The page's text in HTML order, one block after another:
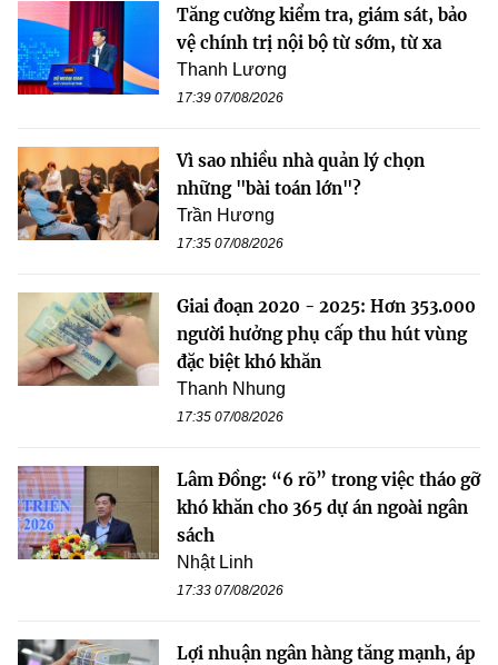
Tăng cường kiểm tra, giám sát, bảo
vệ chính trị nội bộ từ sớm, từ xa
Thanh Lương
17:39 07/08/2026
Vì sao nhiều nhà quản lý chọn
những "bài toán lớn"?
Trần Hương
17:35 07/08/2026
Giai đoạn 2020 - 2025: Hơn 353.000
người hưởng phụ cấp thu hút vùng
đặc biệt khó khăn
Thanh Nhung
17:35 07/08/2026
Lâm Đồng: “6 rõ” trong việc tháo gỡ
khó khăn cho 365 dự án ngoài ngân
sách
Nhật Linh
17:33 07/08/2026
Lợi nhuận ngân hàng tăng mạnh, áp